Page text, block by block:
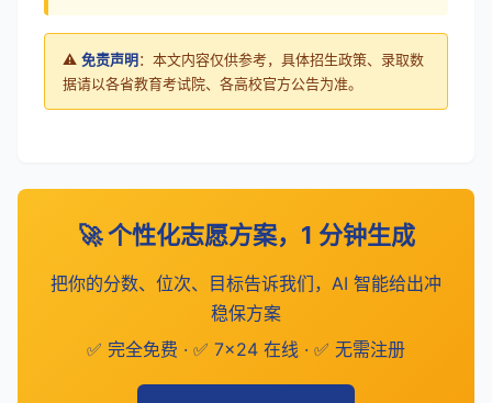
⚠️ 免责声明：本文内容仅供参考，具体招生政策、录取数
据请以各省教育考试院、各高校官方公告为准。
🚀 个性化志愿方案，1 分钟生成
把你的分数、位次、目标告诉我们，AI 智能给出冲
稳保方案
✅ 完全免费 · ✅ 7×24 在线 · ✅ 无需注册